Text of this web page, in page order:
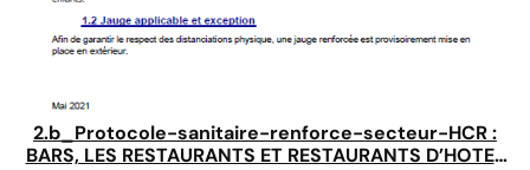
2.b_Protocole-sanitaire-renforce-secteur-HCR :
BARS, LES RESTAURANTS ET RESTAURANTS D’HOTEL